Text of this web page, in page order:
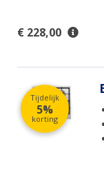
€ 228,00
Tijdelijk
5%
korting